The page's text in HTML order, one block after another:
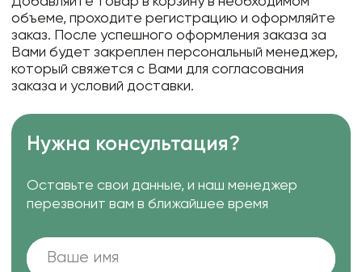
объеме, проходите регистрацию и оформляйте
заказ. После успешного оформления заказа за
Вами будет закреплен персональный менеджер,
который свяжется с Вами для согласования
заказа и условий доставки.
Нужна консультация?
Оставьте свои данные, и наш менеджер
перезвонит вам в ближайшее время